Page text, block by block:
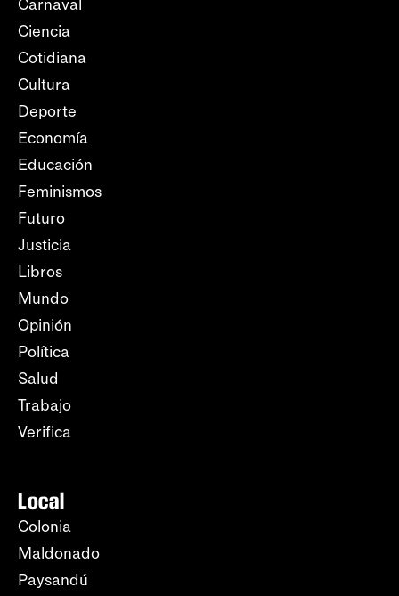
Carnaval
Ciencia
Cotidiana
Cultura
Deporte
Economía
Educación
Feminismos
Futuro
Justicia
Libros
Mundo
Opinión
Política
Salud
Trabajo
Verifica
Local
Colonia
Maldonado
Paysandú